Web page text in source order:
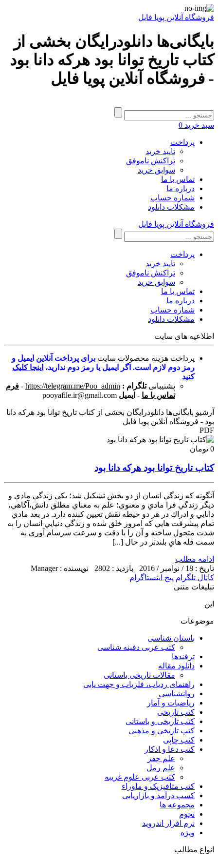
فروشگاه آنلاین پویا فایل
بایگانی‌ها دانلودرایگان بخشی از
کتاب تاریخ توانا بود هرکه دانا بود
- فروشگاه آنلاین پویا فایل
سبد خرید 0
پرداخت
تایید خرید
تراکنش ناموفق
سوابق خرید
تماس با ما
درباره ما
شماره حساب
مشکلات دانلود
فروشگاه آنلاین پویا فایل
پرداخت
تایید خرید
تراکنش ناموفق
سوابق خرید
تماس با ما
درباره ما
شماره حساب
مشکلات دانلود
اطلاعیه های سایت
پرداخت هزینه محصولات سایت برای پرداخت آنلاین ایمیل و
رمز دوم لازم است. اگر ایمیل یا رمز دوم ندارید، اینجا کلیک
کنید
پشتیبانی تلگرام : https://telegram.me/Poo_admin
- فرم
تماس با ما - ایمیل pooyafile.ir@gmail.com
آرشیو بایگانی‌ها دانلودرایگان بخشی از کتاب تاریخ توانا بود هرکه دانا
بود - فروشگاه آنلاین پویا فایل
PDF
0 تومان
کتاب تاریخ توانا بود هرکه دانا بود
آنگونه كه زندگي انسان از دو بخش تشكيل شد؛ يكي زندگي مادي و
ديگر زندگي فرا مادي و معنوي؛ علم به معناي مطلق دانش،‌آگاهي،
دانايي و ادراك در هر دو حيطه نقش تعيين كننده دارد. در بعد مادي
تمام پيشرفت هايي كه امروز خلق شده و زندگي دنيايي انسان را به
شدت متحول ساخته و آن را با دقت و سرعت سرسام آوري به
سمت قله هاي بلندتر در حال [...]
ادامه مطلب
تاریخ : 18 / نوامبر / 2016
بازدید : 2802
نویسنده : Manager
کانال تلگرام پیج اینستاگرام
تبلیغات متنی
این
موضوعات
باستان شناسی
کتب عربی دفینه شناسی
ترفندها
دانلود مقاله
مقالات تاریخی باستانی
راهنمای ردیاب، فلزیاب و جهت یابی
روانشناسی
ریاضیات و آمار
کتب تاریخی
کتب تاریخی و باستانی
کتب تاریخی و مذهبی
کتب چاپی
کتب دعا و اذکار
علم جفر
علم رمل
کتب عربی علوم غریبه
کتب متافیزیک و ماوراء
کسب درآمد و بازاریابی
مجموعه ها
نجوم
نرم افزار اندروید
ویژه
انواع مطالب